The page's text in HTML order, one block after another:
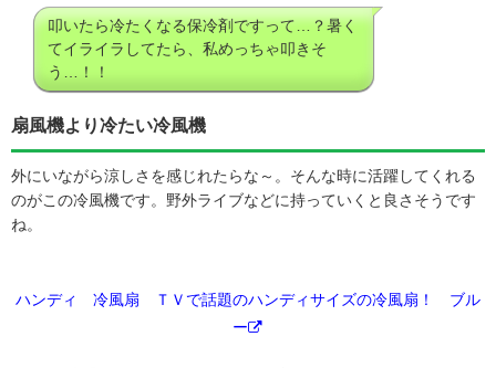
叩いたら冷たくなる保冷剤ですって…？暑く
てイライラしてたら、私めっちゃ叩きそ
う…！！
扇風機より冷たい冷風機
外にいながら涼しさを感じれたらな～。そんな時に活躍してくれる
のがこの冷風機です。野外ライブなどに持っていくと良さそうです
ね。
ハンディ 冷風扇 ＴＶで話題のハンディサイズの冷風扇！ ブル
ー